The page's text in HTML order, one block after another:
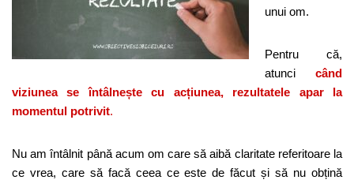
unui om.
Pentru că,
atunci când
viziunea se întâlnește cu acțiunea, rezultatele apar la
momentul potrivit.
Nu am întâlnit până acum om care să aibă claritate referitoare la
ce vrea, care să facă ceea ce este de făcut și să nu obțină